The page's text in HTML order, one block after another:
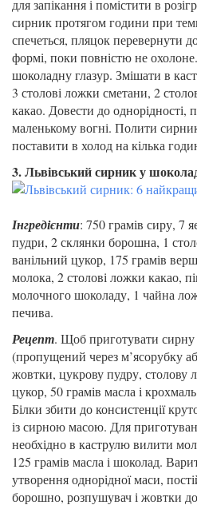
для запікання і помістити в
сирник протягом години при
спечеться, пляцок перевернути
формі, поки повністю не
шоколадну глазур. Змішати в
3 столові ложки сметани, 2
какао. Довести до однорідності,
маленькому вогні. Полити
поставити в холод на кілька
3. Львівський сирник у
Інгредієнти: 750 грамів сиру, 7
пудри, 2 склянки борошна, 1
ванільний цукор, 175 грамів
молока, 2 столові ложки какао,
молочного шоколаду, 1 чайна
печива.
Рецепт. Щоб приготувати сирну
(пропущений через м’ясорубку
жовтки, цукрову пудру, столову
цукор, 50 грамів масла і
Білки збити до консистенції
із сирною масою. Для
необхідно в каструлю вилити
125 грамів масла і шоколад.
утворення однорідної маси,
борошно, розпушувач і жовтки